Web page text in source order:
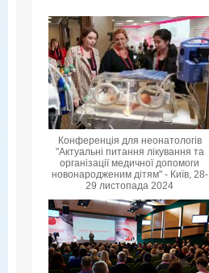
Конференція для неонатологів
"Актуальні питання лікування та
організації медичної допомоги
новонародженим дітям" - Київ, 28-
29 листопада 2024